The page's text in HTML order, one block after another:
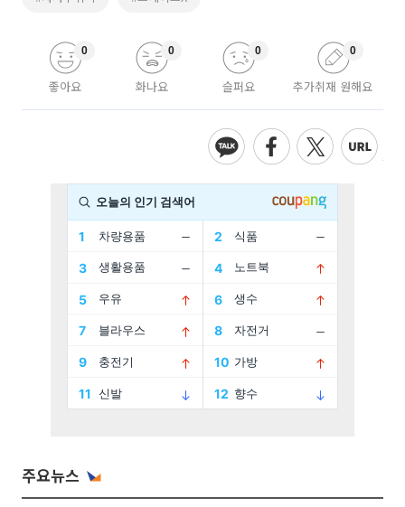
좋아요
0
화나요
0
슬퍼요
0
추가취재 원해요
0
주요뉴스